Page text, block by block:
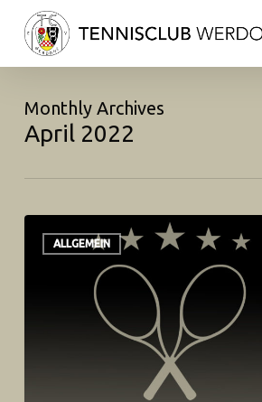
Monthly Archives
April 2022
ALLGEMEIN